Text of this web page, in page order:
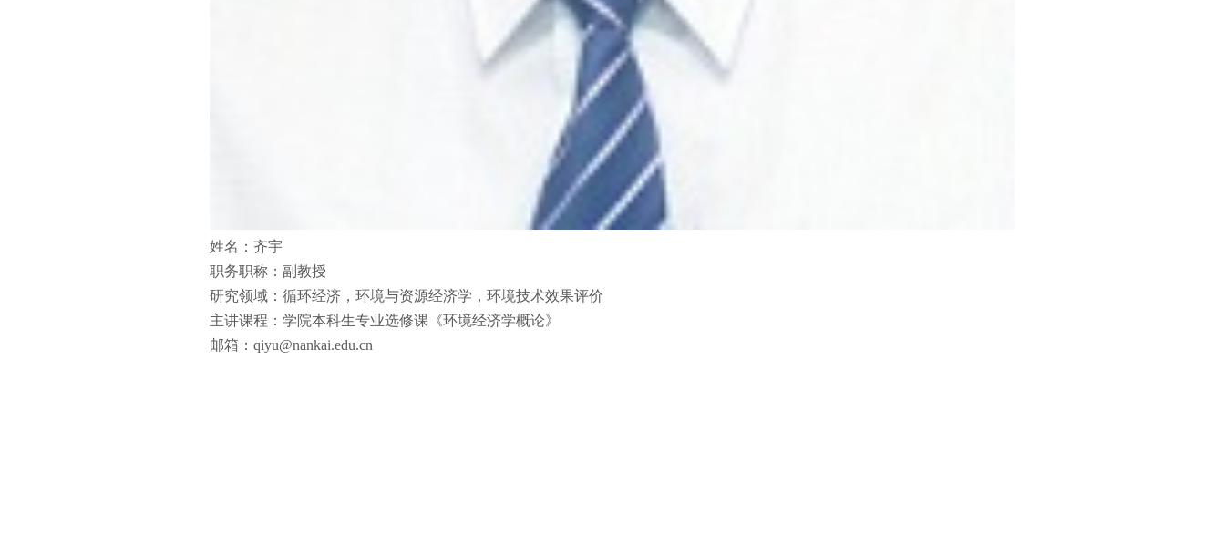
姓名：齐宇
职务职称：副教授
研究领域：循环经济，环境与资源经济学，环境技术效果评价
主讲课程：学院本科生专业选修课《环境经济学概论》
邮箱：qiyu@nankai.edu.cn